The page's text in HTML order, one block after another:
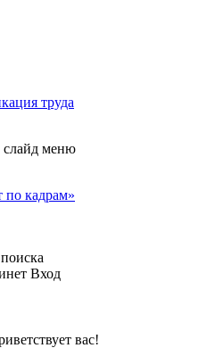
труда
по кадрам»
Вход
вас!